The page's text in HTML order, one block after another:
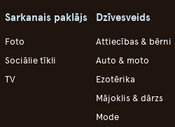
Sarkanais paklājs
Foto
Sociālie tīkli
TV
Dzīvesveids
Attiecības & bērni
Auto & moto
Ezotērika
Mājoklis & dārzs
Mode